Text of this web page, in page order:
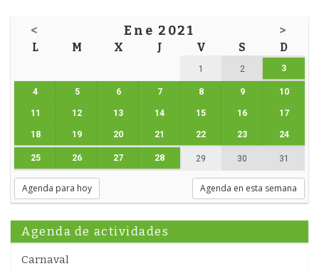
< Ene 2021 >
L M X J V S D
1 2 3
4 5 6 7 8 9 10
11 12 13 14 15 16 17
18 19 20 21 22 23 24
25 26 27 28 29 30 31
Agenda para hoy Agenda en esta semana
Agenda de actividades
Carnaval